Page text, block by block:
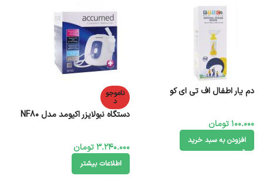
دم یار اطفال اف تی ای کو
100.000تومان
افزودن به سبد خرید
ناموجو
د
دستگاه نبولایزر اکیومد مدل NF80
3.240.000تومان
اطلاعات بیشتر